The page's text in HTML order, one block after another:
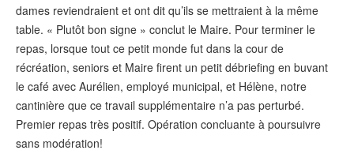
dames reviendraient et ont dit qu’ils se mettraient à la même
table. « Plutôt bon signe » conclut le Maire. Pour terminer le
repas, lorsque tout ce petit monde fut dans la cour de
récréation, seniors et Maire firent un petit débriefing en buvant
le café avec Aurélien, employé municipal, et Hélène, notre
cantinière que ce travail supplémentaire n’a pas perturbé.
Premier repas très positif. Opération concluante à poursuivre
sans modération!